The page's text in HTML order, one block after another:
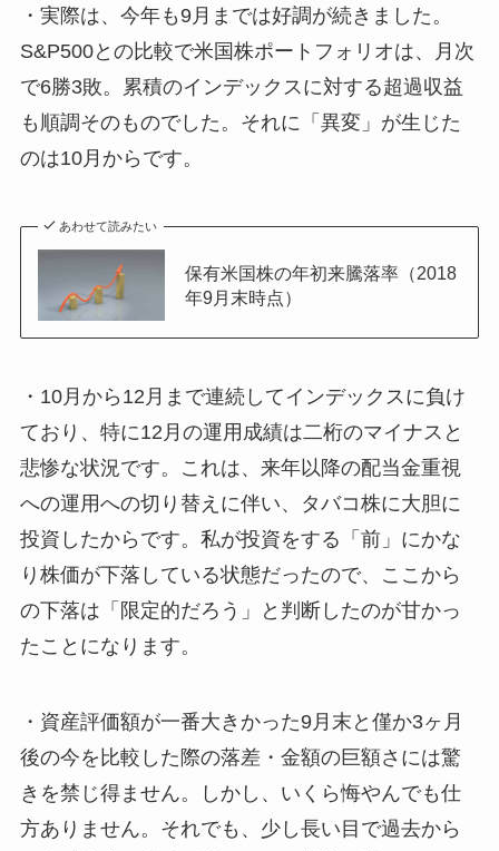
・実際は、今年も9月までは好調が続きました。
S&P500との比較で米国株ポートフォリオは、月次
で6勝3敗。累積のインデックスに対する超過収益
も順調そのものでした。それに「異変」が生じた
のは10月からです。
あわせて読みたい
保有米国株の年初来騰落率（2018
年9月末時点）
・10月から12月まで連続してインデックスに負け
ており、特に12月の運用成績は二桁のマイナスと
悲惨な状況です。これは、来年以降の配当金重視
への運用への切り替えに伴い、タバコ株に大胆に
投資したからです。私が投資をする「前」にかな
り株価が下落している状態だったので、ここから
の下落は「限定的だろう」と判断したのが甘かっ
たことになります。
・資産評価額が一番大きかった9月末と僅か3ヶ月
後の今を比較した際の落差・金額の巨額さには驚
きを禁じ得ません。しかし、いくら悔やんでも仕
方ありません。それでも、少し長い目で過去から